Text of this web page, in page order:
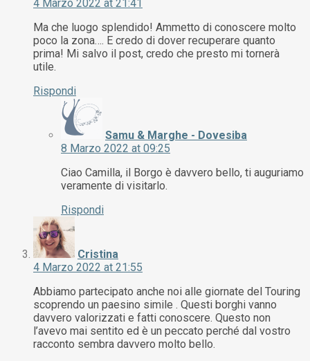
4 Marzo 2022 at 21:41
Ma che luogo splendido! Ammetto di conoscere molto
poco la zona…. E credo di dover recuperare quanto
prima! Mi salvo il post, credo che presto mi tornerà
utile.
Rispondi
Samu & Marghe - Dovesiba
8 Marzo 2022 at 09:25
Ciao Camilla, il Borgo è davvero bello, ti auguriamo
veramente di visitarlo.
Rispondi
Cristina
4 Marzo 2022 at 21:55
Abbiamo partecipato anche noi alle giornate del Touring
scoprendo un paesino simile . Questi borghi vanno
davvero valorizzati e fatti conoscere. Questo non
l’avevo mai sentito ed è un peccato perché dal vostro
racconto sembra davvero molto bello.